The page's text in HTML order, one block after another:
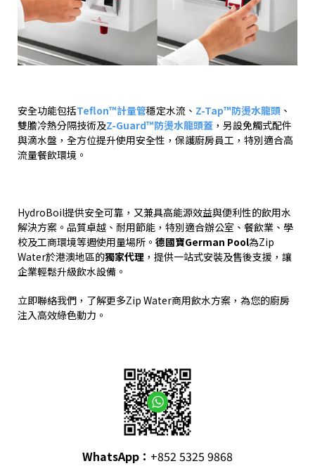
安全功能包括Teflon™計量管穩定水流、 Z-Tap™防燙水龍頭 、
雙膽冷熱分隔技術及Z-Guard™防燙水龍頭蓋 ，另設免觸式配件
與滴水盤，全方位提升使用安全性，保護廚房員工，特別適合高
流量餐飲環境。
HydroBoil提供安全可靠，又兼具高能源效益與便利性的飲用水
解決方案。品質卓越、耐用節能，特別適合辦公室、餐飲業、學
校及工商環境等週使用量場所。 德國寶German Pool為Zip
Water於港澳地區的獨家代理 ，提供一站式安裝及售後支援，讓
企業輕鬆升級飲水設備。
立即聯絡我們，了解更多Zip Water商用飲水方案，為您的廚房
注入高效綠色動力。
WhatsApp ： +852 5325 9868